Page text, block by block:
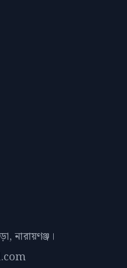
নারায়ণঞ্জ।